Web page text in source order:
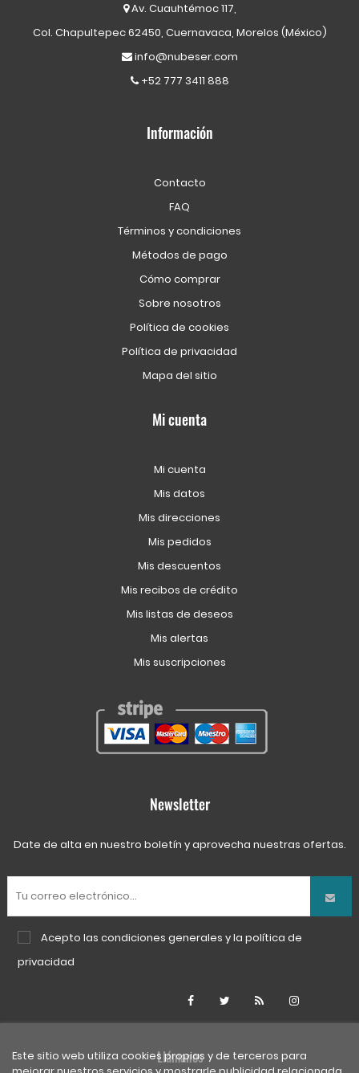
Este sitio web utiliza cookies propias y de terceros para
Av. Cuauhtémoc 117,
Col. Chapultepec 62450, Cuernavaca, Morelos (México)
info@nubeser.com
+52 777 3411 888
Información
Contacto
FAQ
Términos y condiciones
Métodos de pago
Cómo comprar
Sobre nosotros
Política de cookies
Política de privacidad
Mapa del sitio
Mi cuenta
Mi cuenta
Mis datos
Mis direcciones
Mis pedidos
Mis descuentos
Mis recibos de crédito
Mis listas de deseos
Mis alertas
Mis suscripciones
Newsletter
Date de alta en nuestro boletín y aprovecha nuestras ofertas.
Acepto las condiciones generales y la política de
privacidad
FacebookTwitter Rss
Llámanos